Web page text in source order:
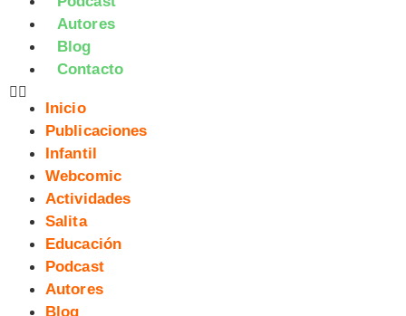
Autores
Blog
Contacto
Inicio
Publicaciones
Infantil
Webcomic
Actividades
Salita
Educación
Podcast
Autores
Blog